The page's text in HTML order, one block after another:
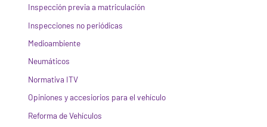
Inspección previa a matriculación
Inspecciones no periódicas
Medioambiente
Neumáticos
Normativa ITV
Opiniones y accesiorios para el vehículo
Reforma de Vehículos